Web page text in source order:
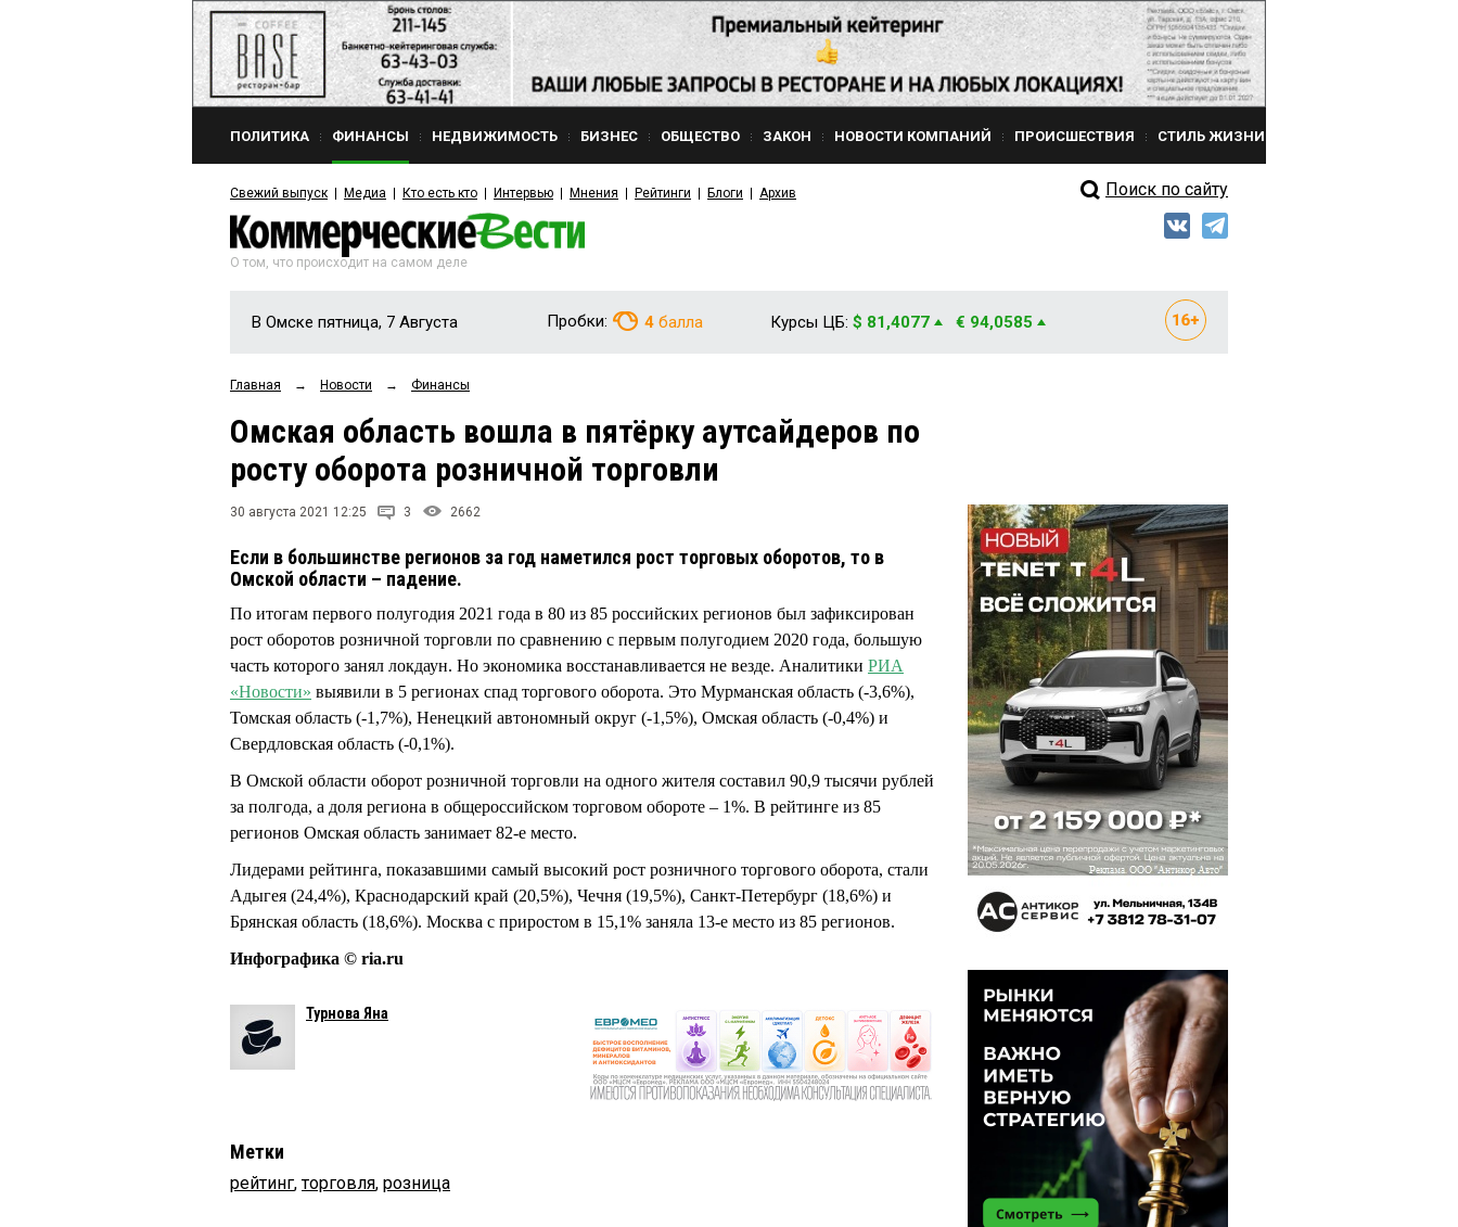
ПОЛИТИКА ФИНАНСЫ НЕДВИЖИМОСТЬ БИЗНЕС ОБЩЕСТВО ЗАКОН НОВОСТИ КОМПАНИЙ ПРОИСШЕСТВИЯ СТИЛЬ ЖИЗНИ
Свежий выпуск Медиа Кто есть кто Интервью Мнения Рейтинги Блоги Архив Поиск по сайту
О том, что происходит на самом деле
В Омске пятница, 7 Августа Пробки: 4 балла Курсы ЦБ: $ 81,4077 € 94,0585
Главная → Новости → Финансы
Омская область вошла в пятёрку аутсайдеров по
росту оборота розничной торговли
30 августа 2021 12:25 3 2662
Если в большинстве регионов за год наметился рост торговых оборотов, то в
Омской области – падение.
По итогам первого полугодия 2021 года в 80 из 85 российских регионов был зафиксирован
рост оборотов розничной торговли по сравнению с первым полугодием 2020 года, большую
часть которого занял локдаун. Но экономика восстанавливается не везде. Аналитики РИА
«Новости» выявили в 5 регионах спад торгового оборота. Это Мурманская область (-3,6%),
Томская область (-1,7%), Ненецкий автономный округ (-1,5%), Омская область (-0,4%) и
Свердловская область (-0,1%).
В Омской области оборот розничной торговли на одного жителя составил 90,9 тысячи рублей
за полгода, а доля региона в общероссийском торговом обороте – 1%. В рейтинге из 85
регионов Омская область занимает 82-е место.
Лидерами рейтинга, показавшими самый высокий рост розничного торгового оборота, стали
Адыгея (24,4%), Краснодарский край (20,5%), Чечня (19,5%), Санкт-Петербург (18,6%) и
Брянская область (18,6%). Москва с приростом в 15,1% заняла 13-е место из 85 регионов.
Инфографика © ria.ru
Турнова Яна
Метки
рейтинг,торговля, розница